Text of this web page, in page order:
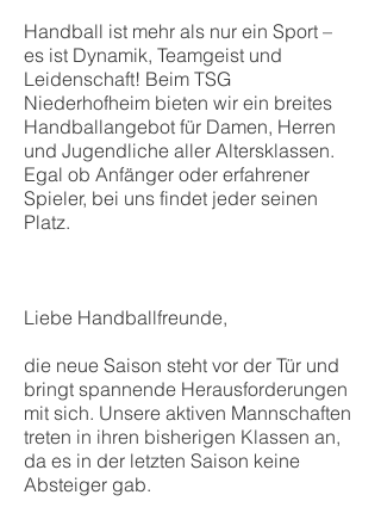
Handball ist mehr als nur ein Sport –
es ist Dynamik, Teamgeist und
Leidenschaft! Beim TSG
Niederhofheim bieten wir ein breites
Handballangebot für Damen, Herren
und Jugendliche aller Altersklassen.
Egal ob Anfänger oder erfahrener
Spieler, bei uns findet jeder seinen
Platz.
Liebe Handballfreunde,
die neue Saison steht vor der Tür und
bringt spannende Herausforderungen
mit sich. Unsere aktiven Mannschaften
treten in ihren bisherigen Klassen an,
da es in der letzten Saison keine
Absteiger gab.